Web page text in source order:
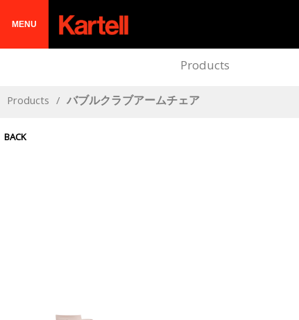
MENU
Products
Products / バブルクラブアームチェア
BACK